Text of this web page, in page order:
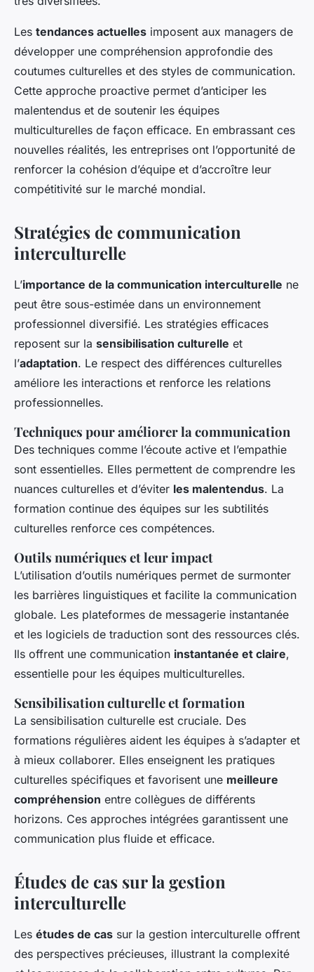
Les tendances actuelles imposent aux managers de
développer une compréhension approfondie des
coutumes culturelles et des styles de communication.
Cette approche proactive permet d’anticiper les
malentendus et de soutenir les équipes
multiculturelles de façon efficace. En embrassant ces
nouvelles réalités, les entreprises ont l’opportunité de
renforcer la cohésion d’équipe et d’accroître leur
compétitivité sur le marché mondial.
Stratégies de communication
interculturelle
L’importance de la communication interculturelle ne
peut être sous-estimée dans un environnement
professionnel diversifié. Les stratégies efficaces
reposent sur la sensibilisation culturelle et
l’adaptation. Le respect des différences culturelles
améliore les interactions et renforce les relations
professionnelles.
Techniques pour améliorer la communication
Des techniques comme l’écoute active et l’empathie
sont essentielles. Elles permettent de comprendre les
nuances culturelles et d’éviter les malentendus. La
formation continue des équipes sur les subtilités
culturelles renforce ces compétences.
Outils numériques et leur impact
L’utilisation d’outils numériques permet de surmonter
les barrières linguistiques et facilite la communication
globale. Les plateformes de messagerie instantanée
et les logiciels de traduction sont des ressources clés.
Ils offrent une communication instantanée et claire,
essentielle pour les équipes multiculturelles.
Sensibilisation culturelle et formation
La sensibilisation culturelle est cruciale. Des
formations régulières aident les équipes à s’adapter et
à mieux collaborer. Elles enseignent les pratiques
culturelles spécifiques et favorisent une meilleure
compréhension entre collègues de différents
horizons. Ces approches intégrées garantissent une
communication plus fluide et efficace.
Études de cas sur la gestion
interculturelle
Les études de cas sur la gestion interculturelle offrent
des perspectives précieuses, illustrant la complexité